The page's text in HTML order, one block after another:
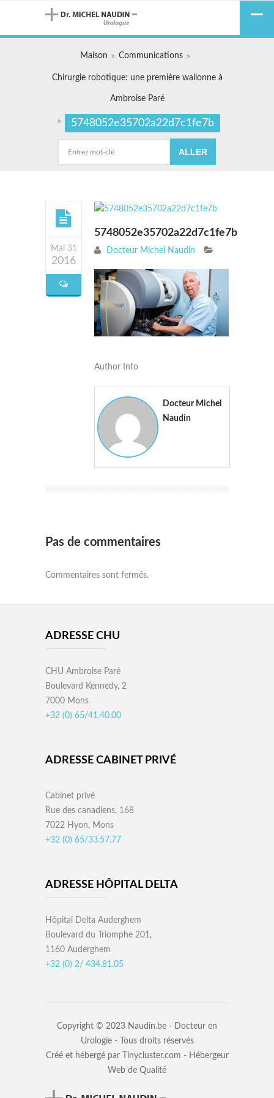
Maison Communications
Chirurgie robotique: une première wallonne à
Ambroise Paré
5748052e35702a22d7c1fe7b
Mai 31
2016
5748052e35702a22d7c1fe7b
Docteur Michel Naudin
Author Info
Docteur Michel
Naudin
Pas de commentaires
Commentaires sont fermés.
ADRESSE CHU
CHU Ambroise Paré
Boulevard Kennedy, 2
7000 Mons
+32 (0) 65/41.40.00
ADRESSE CABINET PRIVÉ
Cabinet privé
Rue des canadiens, 168
7022 Hyon, Mons
+32 (0) 65/33.57.77
ADRESSE HÔPITAL DELTA
Hôpital Delta Auderghem
Boulevard du Triomphe 201,
1160 Auderghem
+32 (0) 2/ 434.81.05
Copyright © 2023 Naudin.be - Docteur en
Urologie- Tous droits réservés
Créé et hébergé par
Tinycluster.com - Hébergeur
Web de Qualité